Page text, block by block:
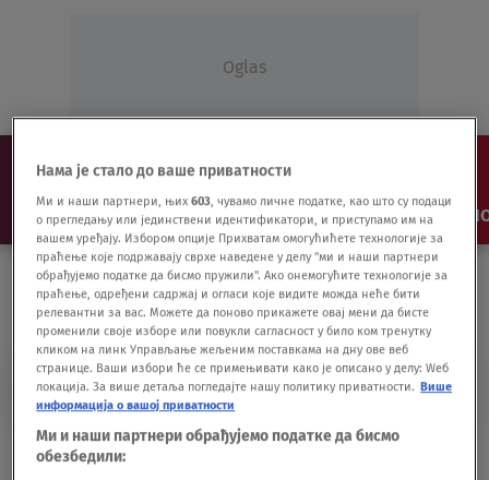
Oglas
NAJNOVIJE VESTI SHOW SPORT VIDEO
NELSON SEMEDO
Нама је стало до ваше приватности
Ми и наши партнери, њих603, чувамо личне податке, као што су подаци
о прегледању или јединствени идентификатори, и приступамо им на
вашем уређају. Избором опције Прихватам омогућићете технологије за
праћење које подржавају сврхе наведене у делу "ми и наши партнери
обрађујемо податке да бисмо пружили". Ако онемогућите технологије за
праћење, одређени садржај и огласи које видите можда неће бити
релевантни за вас. Можете да поново прикажете овај мени да бисте
променили своје изборе или повукли сагласност у било ком тренутку
кликом на линк Управљање жељеним поставкама на дну ове веб
странице. Ваши избори ће се примењивати како је описано у делу: Wеб
локација. За више детаља погледајте нашу политику приватности. Више
информација о вашој приватности
Ми и наши партнери обрађујемо податке да бисмо
обезбедили: